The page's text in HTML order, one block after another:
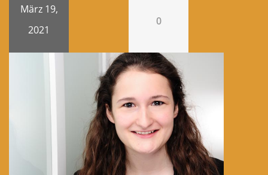
März 19,
2021
0